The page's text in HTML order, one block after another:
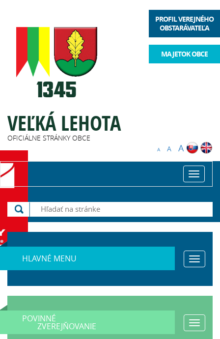
VEĽKÁ LEHOTA
OFICIÁLNE STRÁNKY OBCE
PROFIL VEREJNÉHO
OBSTARÁVATEĽA
MAJETOK OBCE
A A A
Toggle
HLAVNÉ MENU
Toggle
POVINNÉ
ZVEREJŇOVANIE
Toggle